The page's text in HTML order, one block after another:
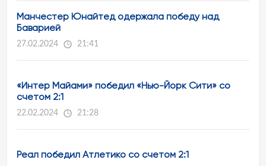
Манчестер Юнайтед одержала победу над
Баварией
27.02.2024 21:41
«Интер Майами» победил «Нью-Йорк Сити» со
счетом 2:1
22.02.2024 21:28
Реал победил Атлетико со счетом 2:1